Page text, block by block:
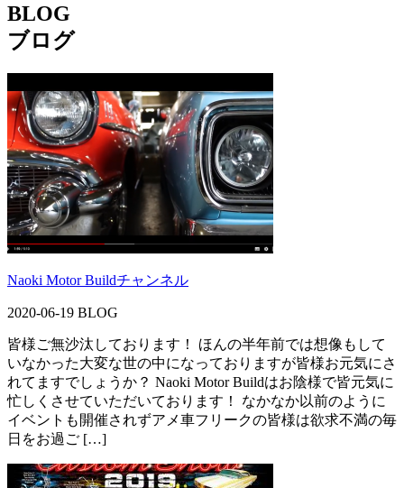
BLOG
ブログ
Naoki Motor Buildチャンネル
2020-06-19 BLOG
皆様ご無沙汰しております！ ほんの半年前では想像もして
いなかった大変な世の中になっておりますが皆様お元気にさ
れてますでしょうか？ Naoki Motor Buildはお陰様で皆元気に
忙しくさせていただいております！ なかなか以前のように
イベントも開催されずアメ車フリークの皆様は欲求不満の毎
日をお過ご […]